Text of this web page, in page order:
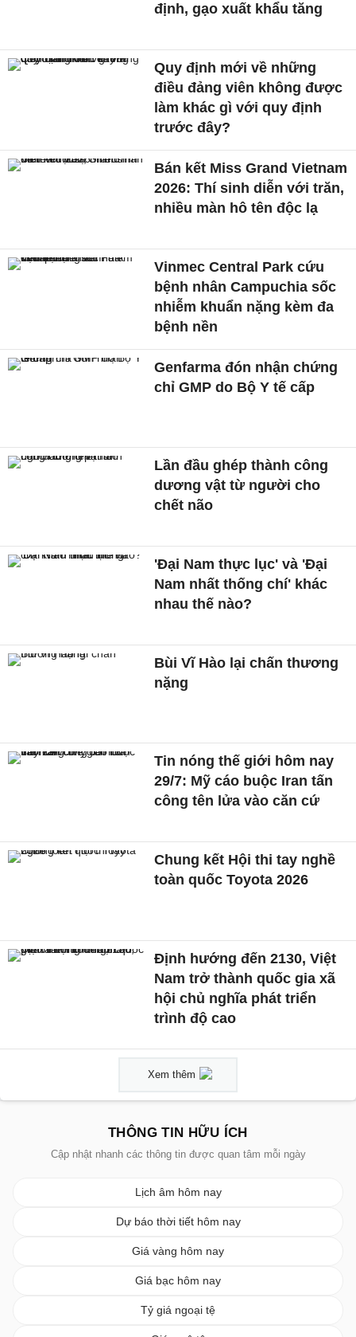
định, gạo xuất khẩu tăng
Quy định mới về những
điều đảng viên không được
làm khác gì với quy định
trước đây?
Bán kết Miss Grand Vietnam
2026: Thí sinh diễn với trăn,
nhiều màn hô tên độc lạ
Vinmec Central Park cứu
bệnh nhân Campuchia sốc
nhiễm khuẩn nặng kèm đa
bệnh nền
Genfarma đón nhận chứng
chỉ GMP do Bộ Y tế cấp
Lần đầu ghép thành công
dương vật từ người cho
chết não
'Đại Nam thực lục' và 'Đại
Nam nhất thống chí' khác
nhau thế nào?
Bùi Vĩ Hào lại chấn thương
nặng
Tin nóng thế giới hôm nay
29/7: Mỹ cáo buộc Iran tấn
công tên lửa vào căn cứ
Chung kết Hội thi tay nghề
toàn quốc Toyota 2026
Định hướng đến 2130, Việt
Nam trở thành quốc gia xã
hội chủ nghĩa phát triển
trình độ cao
Xem thêm
THÔNG TIN HỮU ÍCH
Cập nhật nhanh các thông tin được quan tâm mỗi ngày
Lịch âm hôm nay
Dự báo thời tiết hôm nay
Giá vàng hôm nay
Giá bạc hôm nay
Tỷ giá ngoại tệ